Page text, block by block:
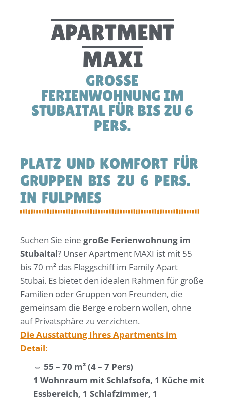
APARTMENT
MAXI
GROSSE F
ERIENWOHNUNG IM S
TUBAITAL FÜR BIS ZU 6 P
ERS.
PLATZ UND KOMFORT FÜR
GRUPPEN BIS ZU 6 PERS.
IN FULPMES
Suchen Sie einegroße Ferienwohnung im
Stubaital? Unser Apartment MAXI ist mit 55
bis 70 m² das Flaggschiff im Family Apart
Stubai. Es bietet den idealen Rahmen für große
Familien oder Gruppen von Freunden, die
gemeinsam die Berge erobern wollen, ohne
auf Privatsphäre zu verzichten.
Die Ausstattung Ihres Apartments im
Detail:
⇔ 55 – 70 m² (4 – 7 Pers)
1 Wohnraum mit Schlafsofa, 1 Küche mit
Essbereich, 1 Schlafzimmer, 1